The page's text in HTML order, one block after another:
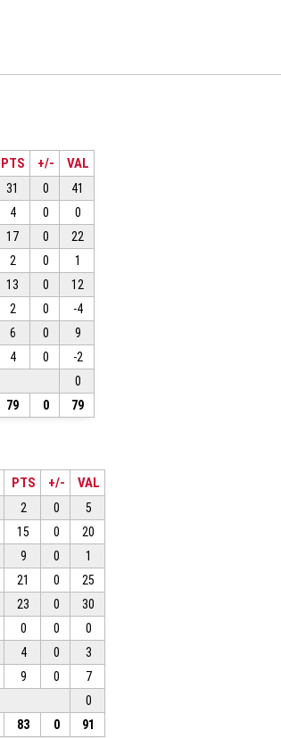
PTS +/- VAL
31 0
41
4 0
0
17 0
22
2 0
1
13 0
12
2 0
-4
6 0
9
4 0
-2
0
79 0 79
PTS +/- VAL
2 0
5
15 0
20
9 0
1
21 0
25
23 0
30
0 0
0
4 0
3
9 0
7
0
83 0 91